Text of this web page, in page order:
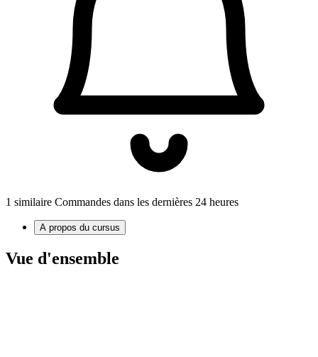
1 similaire Commandes dans les dernières 24 heures
A propos du cursus
Vue d'ensemble